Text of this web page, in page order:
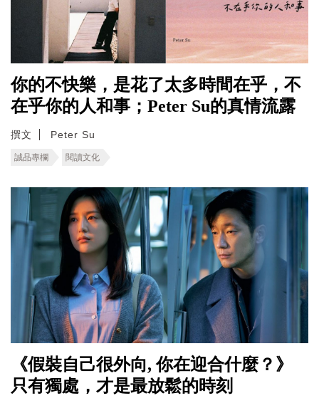
你的不快樂，是花了太多時間在乎，不
在乎你的人和事；Peter Su的真情流露
撰文 Peter Su
誠品專欄 閱讀文化
《假裝自己很外向, 你在迎合什麼？》
只有獨處，才是最放鬆的時刻